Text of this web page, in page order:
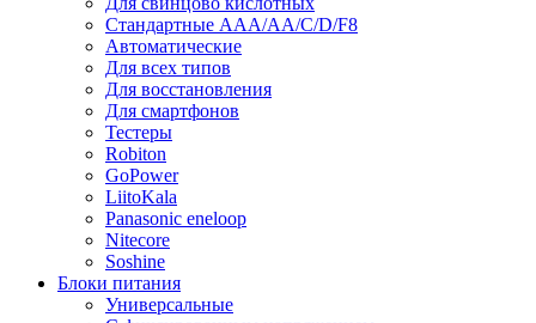
Стандартные ААА/АА/С/D/F8
Автоматические
Для всех типов
Для восстановления
Для смартфонов
Тестеры
Robiton
GoPower
LiitoKala
Panasonic eneloop
Nitecore
Soshine
Блоки питания
Универсальные